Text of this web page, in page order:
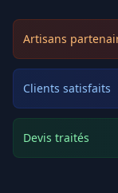
Artisans
Clients satisfaits
Devis traités